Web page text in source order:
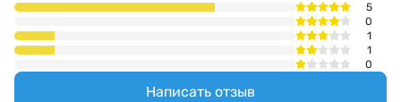
5
0
1
1
0
Написать отзыв